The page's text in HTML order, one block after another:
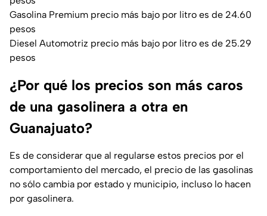
Gasolina Premium precio más bajo por litro es de 24.60
pesos
Diesel Automotriz precio más bajo por litro es de 25.29
pesos
¿Por qué los precios son más caros
de una gasolinera a otra en
Guanajuato?
Es de considerar que al regularse estos precios por el
comportamiento del mercado, el precio de las gasolinas
no sólo cambia por estado y municipio, incluso lo hacen
por gasolinera.